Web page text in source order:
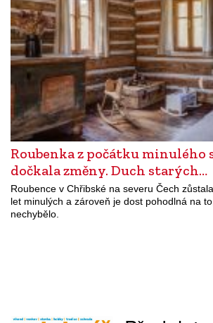
Roubenka z počátku minulého
dočkala změny. Duch starých…
Roubence v Chřibské na severu Čech
let minulých a zároveň je dost pohodlná na
nechybělo.